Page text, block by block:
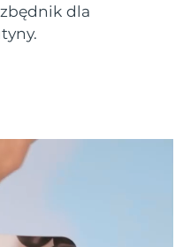
dla